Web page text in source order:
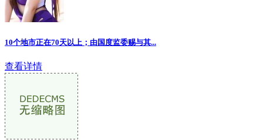
10个地市正在70天以上；由国度监委赐与其...
查看详情